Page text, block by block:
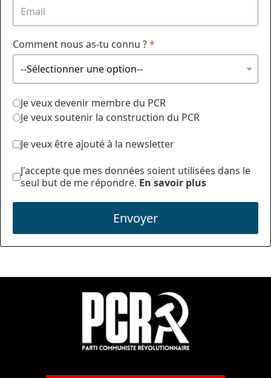
Comment nous as-tu connu ?*
Je veux devenir membre du PCR
Je veux soutenir la construction du PCR
Je veux être ajouté à la newsletter
J'accepte que mes données soient utilisées dans le
seul but de me répondre. En savoir plus
Envoyer